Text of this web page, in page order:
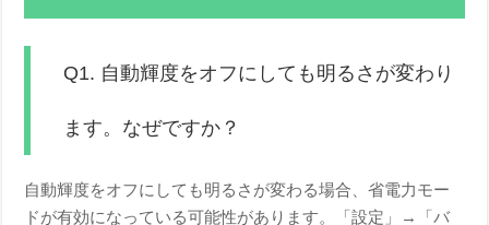
Q1. 自動輝度をオフにしても明るさが変わり
ます。なぜですか？
自動輝度をオフにしても明るさが変わる場合、省電力モー
ドが有効になっている可能性があります。「設定」→「バ